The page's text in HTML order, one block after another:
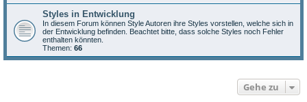
Styles in Entwicklung
In diesem Forum können Style Autoren ihre Styles vorstellen, welche sich in
der Entwicklung befinden. Beachtet bitte, dass solche Styles noch Fehler
enthalten könnten.
Themen: 66
Gehe zu